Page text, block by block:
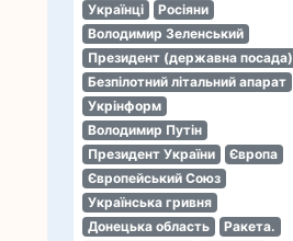
Українці
Росіяни
Володимир Зеленський
Президент (державна посада)
Безпілотний літальний апарат
Укрінформ
Володимир Путін
Президент України
Європа
Європейський Союз
Українська гривня
Донецька область
Ракета.